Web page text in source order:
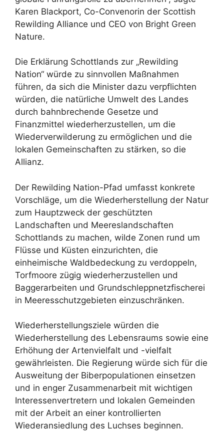
Karen Blackport, Co-Convenorin der Scottish
Rewilding Alliance und CEO von Bright Green
Nature.
Die Erklärung Schottlands zur „Rewilding
Nation“ würde zu sinnvollen Maßnahmen
führen, da sich die Minister dazu verpflichten
würden, die natürliche Umwelt des Landes
durch bahnbrechende Gesetze und
Finanzmittel wiederherzustellen, um die
Wiederverwilderung zu ermöglichen und die
lokalen Gemeinschaften zu stärken, so die
Allianz.
Der Rewilding Nation-Pfad umfasst konkrete
Vorschläge, um die Wiederherstellung der Natur
zum Hauptzweck der geschützten
Landschaften und Meereslandschaften
Schottlands zu machen, wilde Zonen rund um
Flüsse und Küsten einzurichten, die
einheimische Waldbedeckung zu verdoppeln,
Torfmoore zügig wiederherzustellen und
Baggerarbeiten und Grundschleppnetzfischerei
in Meeresschutzgebieten einzuschränken.
Wiederherstellungsziele würden die
Wiederherstellung des Lebensraums sowie eine
Erhöhung der Artenvielfalt und -vielfalt
gewährleisten. Die Regierung würde sich für die
Ausweitung der Biberpopulationen einsetzen
und in enger Zusammenarbeit mit wichtigen
Interessenvertretern und lokalen Gemeinden
mit der Arbeit an einer kontrollierten
Wiederansiedlung des Luchses beginnen.